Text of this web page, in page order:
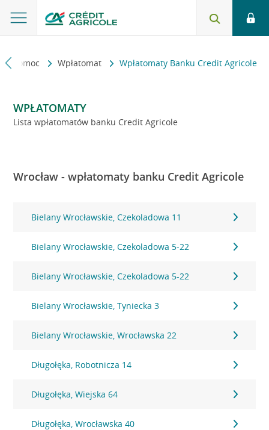
i pomoc Wpłatomat Wpłatomaty Banku Credit Agricole
WPŁATOMATY
Lista wpłatomatów banku Credit Agricole
Wrocław - wpłatomaty banku Credit Agricole
Bielany Wrocławskie, Czekoladowa 11
Bielany Wrocławskie, Czekoladowa 5-22
Bielany Wrocławskie, Czekoladowa 5-22
Bielany Wrocławskie, Tyniecka 3
Bielany Wrocławskie, Wrocławska 22
Długołęka, Robotnicza 14
Długołęka, Wiejska 64
Długołęka, Wrocławska 40